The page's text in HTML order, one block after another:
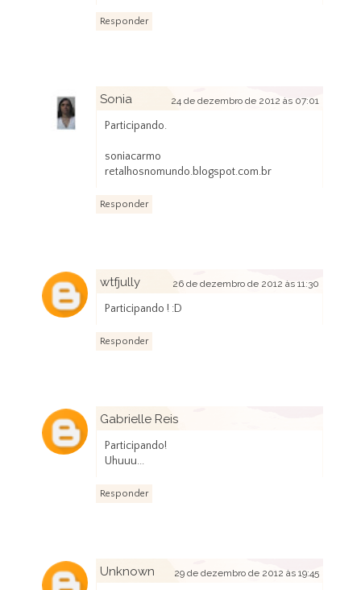
Responder
Sonia 24 de dezembro de 2012 às 07:01
Participando.
soniacarmo
retalhosnomundo.blogspot.com.br
Responder
wtfjully 26 de dezembro de 2012 às 11:30
Participando ! :D
Responder
Gabrielle Reis
Participando!
Uhuuu...
Responder
Unknown 29 de dezembro de 2012 às 19:45